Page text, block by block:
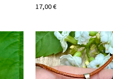
17,00 €